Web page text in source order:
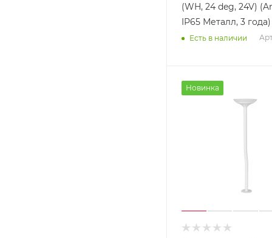
(WH, 24 deg, 24V)
IP65 Металл, 3 года)
Есть в наличии
Новинка